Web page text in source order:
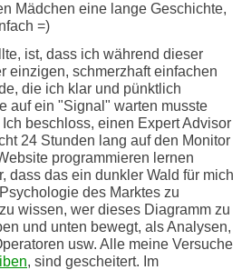
Mädchen eine lange Geschichte,
=)
ist, dass ich während dieser
einzigen, schmerzhaft einfachen
die ich klar und pünktlich
auf ein "Signal" warten musste
beschloss, einen Expert Advisor
24 Stunden lang auf den Monitor
programmieren lernen
dass das ein dunkler Wald für mich
des Marktes zu
wissen, wer dieses Diagramm zu
und unten bewegt, als Analysen,
usw. Alle meine Versuche
, sind gescheitert. Im